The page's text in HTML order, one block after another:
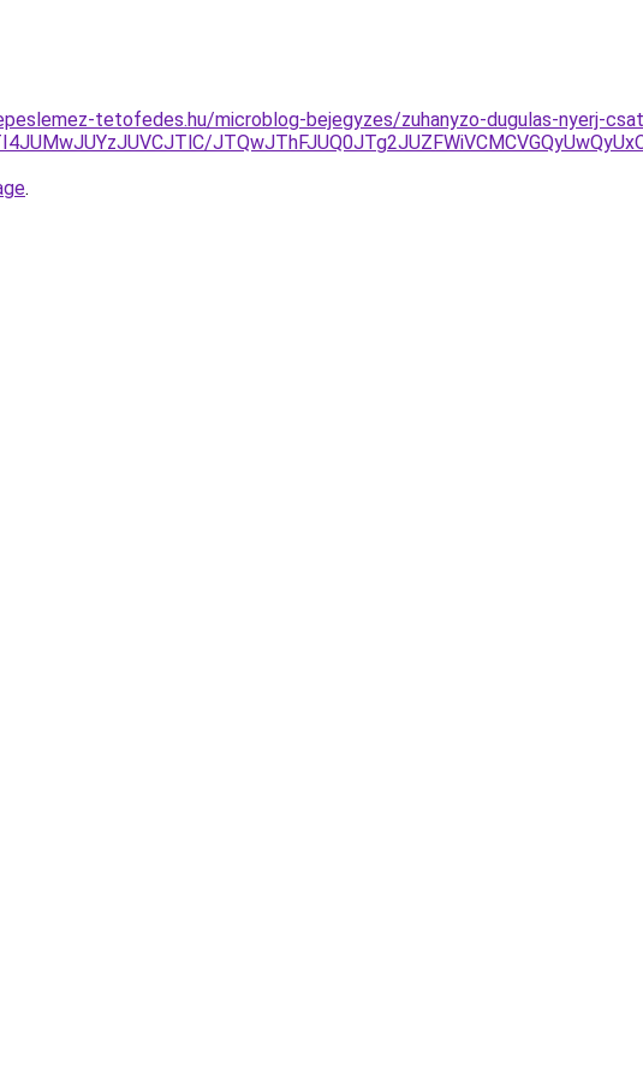
tetofedes.hu/microblog-bejegyzes/zuhanyzo-dugulas-nyerj-
.